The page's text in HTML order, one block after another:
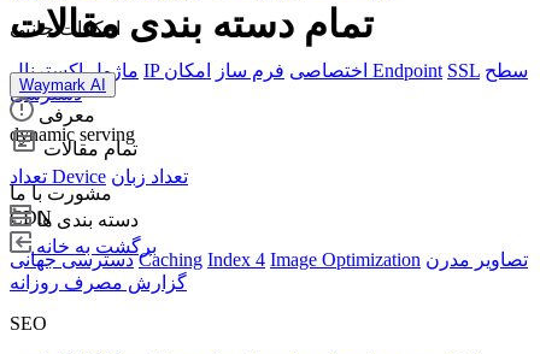
امکانات جانبی
ماژول اکسترنال IP اختصاصی فرم ساز امکان Endpoint SSL سطح
دسترسی
dynamic serving
تعداد Device تعداد زبان
CDN
دسترسی جهانی Caching Index 4 Image Optimization تصاویر مدرن
گزارش مصرف روزانه
SEO
تمام دسته بندی مقالات
Waymark AI
معرفی
تمام مقالات
مشورت با ما
دسته بندی ها
برگشت به خانه